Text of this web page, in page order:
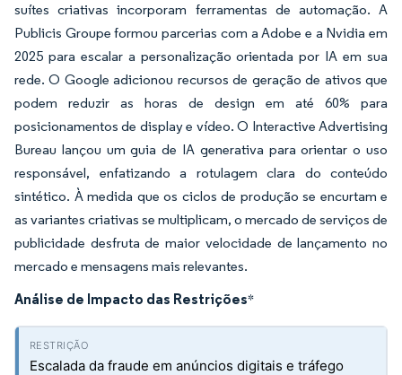
suítes criativas incorporam ferramentas de automação. A
Publicis Groupe formou parcerias com a Adobe e a Nvidia em
2025 para escalar a personalização orientada por IA em sua
rede. O Google adicionou recursos de geração de ativos que
podem reduzir as horas de design em até 60% para
posicionamentos de display e vídeo. O Interactive Advertising
Bureau lançou um guia de IA generativa para orientar o uso
responsável, enfatizando a rotulagem clara do conteúdo
sintético. À medida que os ciclos de produção se encurtam e
as variantes criativas se multiplicam, o mercado de serviços de
publicidade desfruta de maior velocidade de lançamento no
mercado e mensagens mais relevantes.
Análise de Impacto das Restrições*
Escalada da fraude em anúncios digitais e tráfego